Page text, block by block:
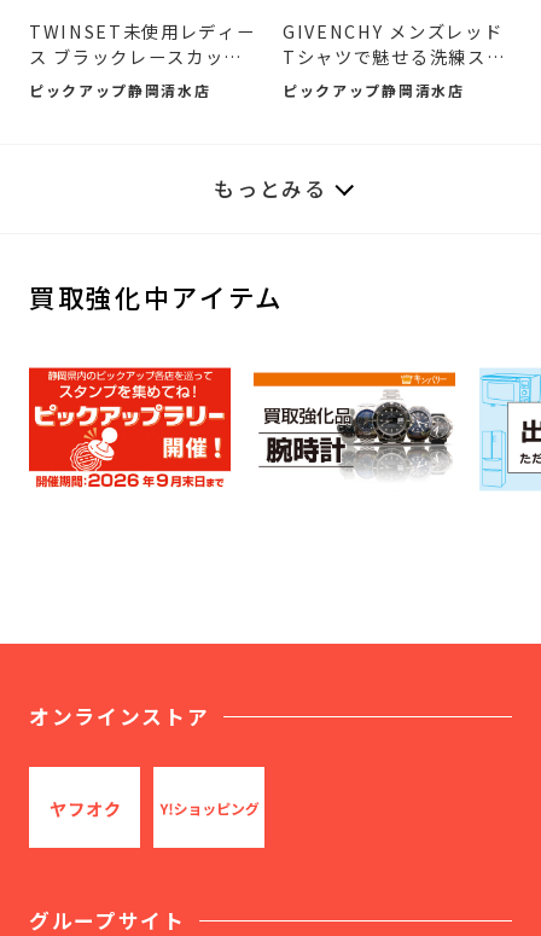
TWINSET未使用レディー
ス ブラックレースカット
ソ...
ピックアップ静岡清水店
GIVENCHY メンズレッド
Tシャツで魅せる洗練スタ
イ...
ピックアップ静岡清水店
もっとみる
買取強化中アイテム
オンラインストア
グループサイト